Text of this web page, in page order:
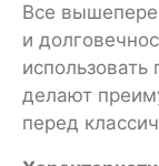
Все
и
делают
перед